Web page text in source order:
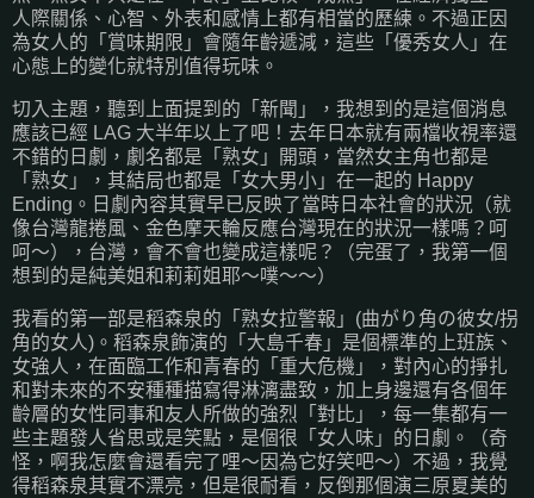
人際關係、心智、外表和感情上都有相當的歷練。不過正因
為女人的「賞味期限」會隨年齡遞減，這些「優秀女人」在
心態上的變化就特別值得玩味。
切入主題，聽到上面提到的「新聞」，我想到的是這個消息
應該已經 LAG 大半年以上了吧！去年日本就有兩檔收視率還
不錯的日劇，劇名都是「熟女」開頭，當然女主角也都是
「熟女」，其結局也都是「女大男小」在一起的 Happy
Ending。日劇內容其實早已反映了當時日本社會的狀況（就
像台灣龍捲風、金色摩天輪反應台灣現在的狀況一樣嗎？呵
呵～），台灣，會不會也變成這樣呢？（完蛋了，我第一個
想到的是純美姐和莉莉姐耶～噗～～）
我看的第一部是稻森泉的「熟女拉警報」(曲がり角の彼女/拐
角的女人)。稻森泉飾演的「大島千春」是個標準的上班族、
女強人，在面臨工作和青春的「重大危機」，對內心的掙扎
和對未來的不安種種描寫得淋漓盡致，加上身邊還有各個年
齡層的女性同事和友人所做的強烈「對比」，每一集都有一
些主題發人省思或是笑點，是個很「女人味」的日劇。（奇
怪，啊我怎麼會還看完了哩～因為它好笑吧～）不過，我覺
得稻森泉其實不漂亮，但是很耐看，反倒那個演三原夏美的